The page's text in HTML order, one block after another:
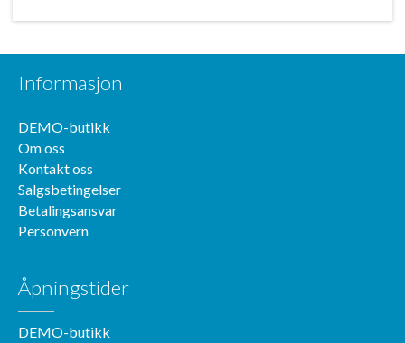
Informasjon
DEMO-butikk
Om oss
Kontakt oss
Salgsbetingelser
Betalingsansvar
Personvern
Åpningstider
DEMO-butikk